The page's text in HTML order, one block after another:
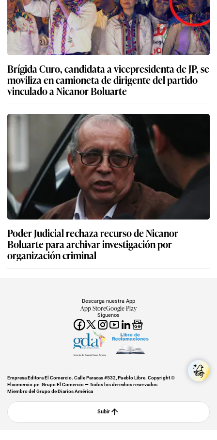
Brígida Curo, candidata a vicepresidenta de JP, se
moviliza en camioneta de dirigente del partido
vinculado a Nicanor Boluarte
Poder Judicial rechaza recurso de Nicanor
Boluarte para archivar investigación por
organización criminal
Síguenos
Descarga nuestra App
App StoreGoogle Play
Miembro del Grupo de Diarios América
Empresa Editora El Comercio. Calle Paracas #532, Pueblo Libre. Copyright ©
Elcomercio.pe. Grupo El Comercio — Todos los derechos reservados
Miembro del Grupo de Diarios América
Subir